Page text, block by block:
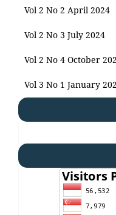
Vol 2 No 2 April 2024
Vol 2 No 3 July 2024
Vol 2 No 4 October
Vol 3 No 1 January